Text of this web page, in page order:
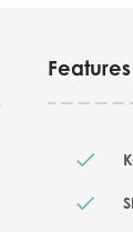
Features